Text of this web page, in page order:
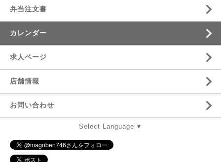
弁当注文書
カレンダー
求人ページ
店舗情報
お問い合わせ
Select Language ▼